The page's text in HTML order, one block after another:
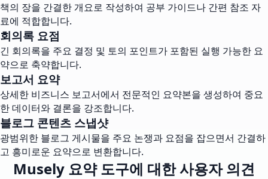
책의 장을 간결한 개요로 작성하여 공부 가이드나 간편 참조 자
료에 적합합니다.
회의록 요점
긴 회의록을 주요 결정 및 토의 포인트가 포함된 실행 가능한 요
약으로 축약합니다.
보고서 요약
상세한 비즈니스 보고서에서 전문적인 요약본을 생성하여 중요
한 데이터와 결론을 강조합니다.
블로그 콘텐츠 스냅샷
광범위한 블로그 게시물을 주요 논쟁과 요점을 잡으면서 간결하
고 흥미로운 요약으로 변환합니다.
Musely 요약 도구에 대한 사용자 의견